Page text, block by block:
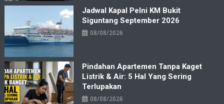
Jadwal Kapal Pelni KM Bukit
Siguntang September 2026
08/08/2026
Pindahan Apartemen Tanpa Kaget
Listrik & Air: 5 Hal Yang Sering
Terlupakan
08/08/2026